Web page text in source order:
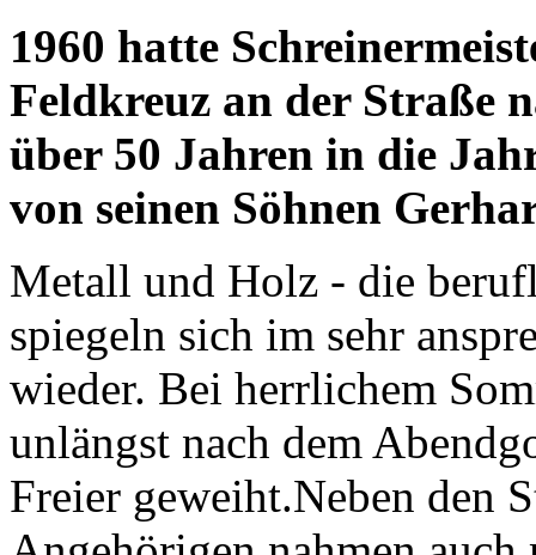
1960 hatte
Feldkreuz an der Straße
über 50 Jahren in die
von seinen Söhnen
Metall und Holz - die
spiegeln sich im sehr
wieder. Bei herrlichem
unlängst nach dem
Freier geweiht.Neben den